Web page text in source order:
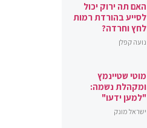
האם תה ירוק יכול
לסייע בהורדת רמות
לחץ וחרדה?
נועה קפלן
מוטי שטיינמץ
ומקהלת נשמה:
"למען ידעו"
ישראל מונק